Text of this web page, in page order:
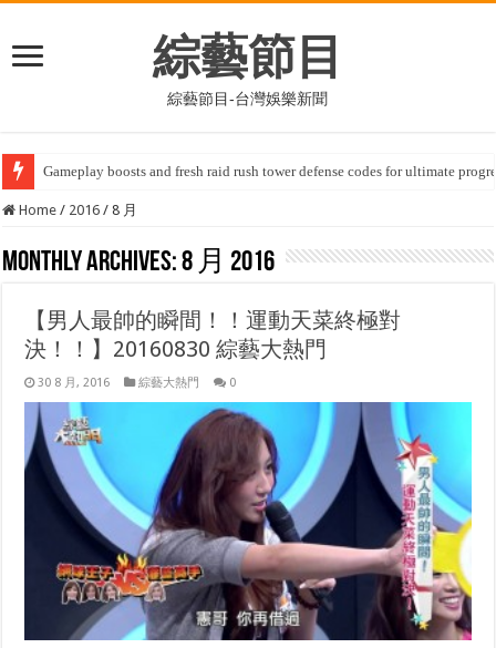
綜藝節目
綜藝節目-台灣娛樂新聞
Ukulungiswa kwesivumelwano okukhulu kuhlanganisa i-10bet, okwenza
Home / 2016 / 8 月
Monthly Archives:8 月 2016
【男人最帥的瞬間！！運動天菜終極對
決！！】20160830 綜藝大熱門
30 8 月, 2016 綜藝大熱門 0